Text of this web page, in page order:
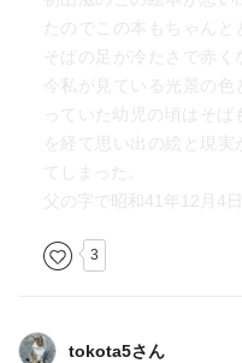
たのでこの本もちゃん
そばの足が冷たさで赤
今私が見ている光景の色
っていた幼児の頃はそ
を経て思い出の絵と現実
てしまった。
父の字で昭和41年12月4
3
tokota5さん